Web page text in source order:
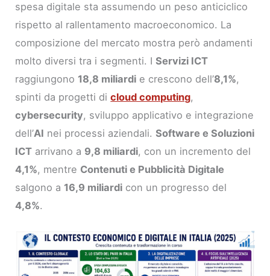
spesa digitale sta assumendo un peso anticiclico
rispetto al rallentamento macroeconomico. La
composizione del mercato mostra però andamenti
molto diversi tra i segmenti. IServizi ICT
raggiungono 18,8 miliardi e crescono dell’8,1%,
spinti da progetti dicloud computing,
cybersecurity, sviluppo applicativo e integrazione
dell’AI nei processi aziendali.Software e Soluzioni
ICT arrivano a 9,8 miliardi, con un incremento del
4,1%, mentre Contenuti e Pubblicità Digitale
salgono a 16,9 miliardi con un progresso del
4,8%.